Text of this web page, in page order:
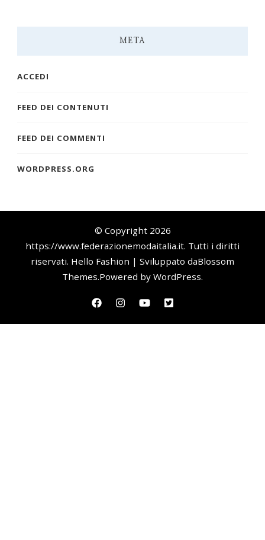
META
ACCEDI
FEED DEI CONTENUTI
FEED DEI COMMENTI
WORDPRESS.ORG
© Copyright 2026
https://www.federazionemodaitalia.it. Tutti i diritti
riservati. Hello Fashion | Sviluppato daBlossom
Themes.Powered by WordPress.